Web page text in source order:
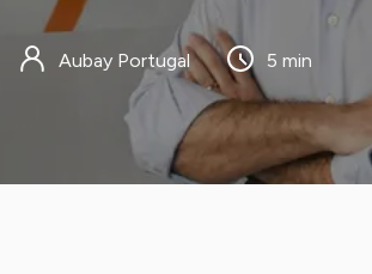
Aubay Portugal 5 min